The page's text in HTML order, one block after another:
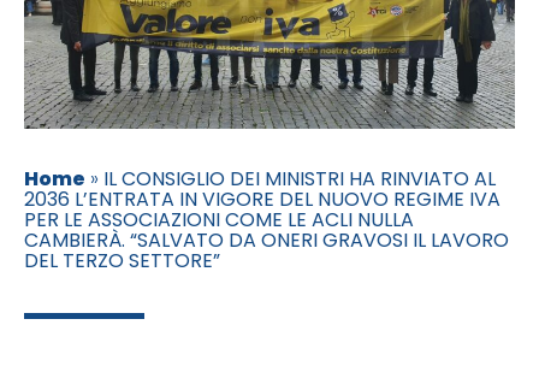
Home » IL CONSIGLIO DEI MINISTRI HA RINVIATO AL
2036 L’ENTRATA IN VIGORE DEL NUOVO REGIME IVA
PER LE ASSOCIAZIONI COME LE ACLI NULLA
CAMBIERÀ. “SALVATO DA ONERI GRAVOSI IL LAVORO
DEL TERZO SETTORE”